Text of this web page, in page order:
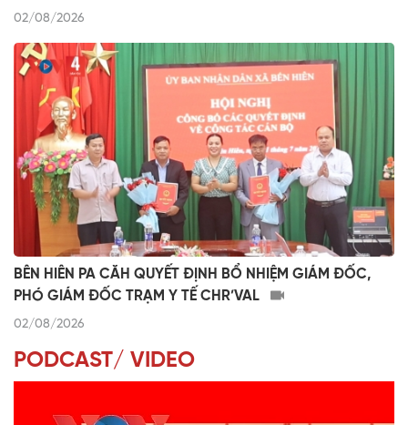
02/08/2026
BÊN HIÊN PA CĂH QUYẾT ĐỊNH BỔ NHIỆM GIÁM ĐỐC,
PHÓ GIÁM ĐỐC TRẠM Y TẾ CHR’VAL
02/08/2026
PODCAST/ VIDEO